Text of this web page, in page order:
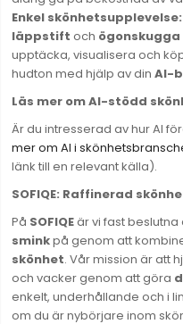
Enkel skönhetsupplevelse:
läppstift och ögonskugga
upptäcka, visualisera och
hudton med hjälp av dinAI-
Läs mer om AI-stödd
Är du intresserad av hur AI
mer om AI i
länk till en relevant källa).
SOFIQE: Raffinerad
På SOFIQEär vi fast
sminkpå genom att
skönhet. Vår mission är att
och vacker genom att göra
enkelt, underhållande och i
om du är nybörjare inom